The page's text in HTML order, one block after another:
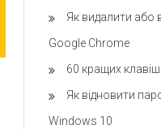
Як видалити або
Google Chrome
60 кращих
Як відновити
Windows 10